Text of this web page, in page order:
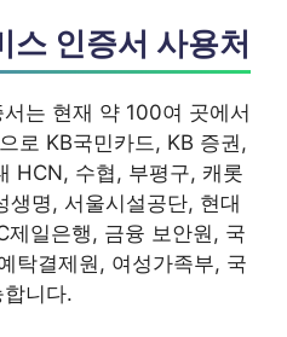
스 인증서 사용처
는 현재 약 100여 곳에서
로 KB국민카드, KB 증권,
HCN, 수협, 부평구, 캐롯
생명, 서울시설공단, 현대
일은행, 금융 보안원, 국
탁결제원, 여성가족부, 국
니다.